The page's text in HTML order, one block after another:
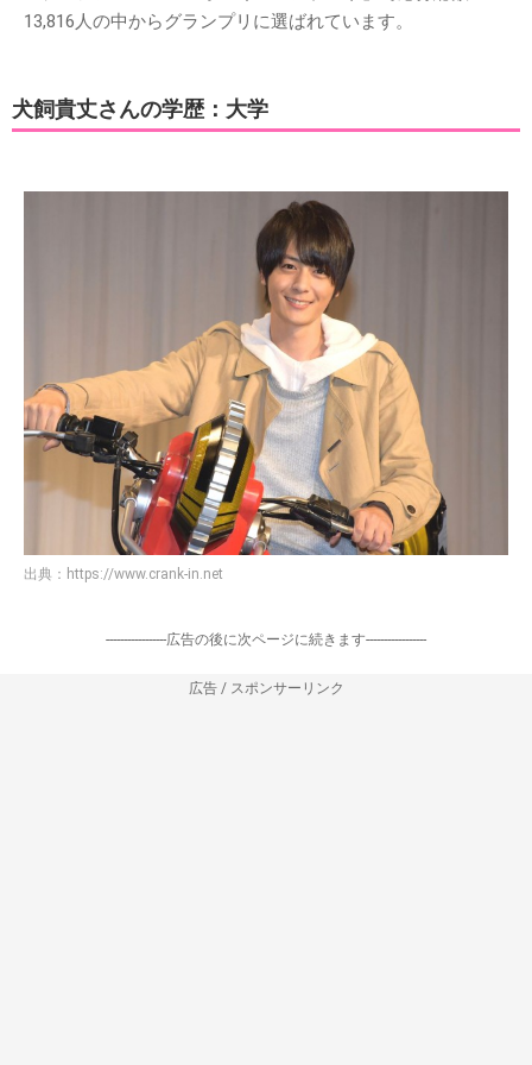
13,816人の中からグランプリに選ばれています。
犬飼貴丈さんの学歴：大学
出典： https://www.crank-in.net
-----------------広告の後に次ページに続きます-----------------
広告 / スポンサーリンク